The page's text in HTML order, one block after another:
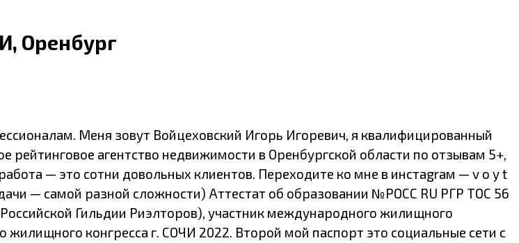
Оренбург
Меня зовут Войцеховский Игорь Игоревич, я квалифицированный
агентство недвижимости в Оренбургской области по отзывам 5+,
— это сотни довольных клиентов. Переходите ко мне в инстagraм — v o y t
— самой разной сложности) Аттестат об образовании №РОСС RU РГР ТОС 56
Гильдии Риэлторов), участник международного жилищного
жилищного конгресса г. СОЧИ 2022. Второй мой паспорт это социальные сети с